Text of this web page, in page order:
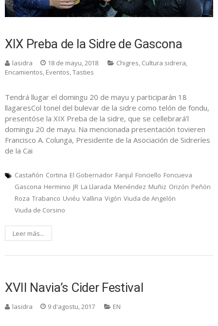
XIX Preba de la Sidre de Gascona
lasidra 18 de mayu, 2018 Chigres, Cultura sidrera,
Encamientos, Eventos,Tasties
Tendrá llugar el domingu 20 de mayu y participarán 18
llagaresCol tonel del bulevar de la sidre como telón de fondu,
presentóse la XIX Preba de la sidre, que se cellebrará’l
domingu 20 de mayu. Na mencionada presentación tovieren
Francisco A. Colunga, Presidente de la Asociación de Sidreríes
de la Cai
Castañón Cortina El Gobernador Fanjul Fonciello Foncueva
Gascona Herminio JR La Llarada Menéndez Muñiz Orizón Peñón
Roza Trabanco Uviéu Vallina Vigón Viuda de Angelón
Viuda de Corsino
Leer más...
XVII Navia’s Cider Festival
lasidra 9 d'agostu, 2017 EN